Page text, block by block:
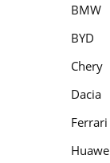
BMW
BYD
Chery
Dacia
Ferrari